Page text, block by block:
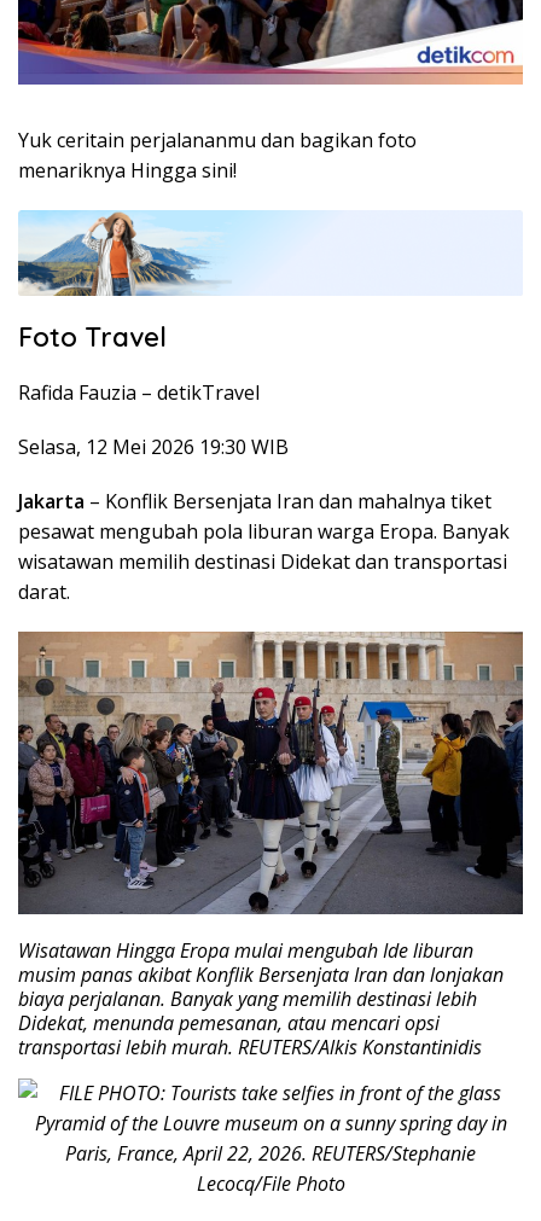
Yuk ceritain perjalananmu dan bagikan foto
menariknya Hingga sini!
Foto Travel
Rafida Fauzia – detikTravel
Selasa, 12 Mei 2026 19:30 WIB
Jakarta – Konflik Bersenjata Iran dan mahalnya tiket
pesawat mengubah pola liburan warga Eropa. Banyak
wisatawan memilih destinasi Didekat dan transportasi
darat.
Wisatawan Hingga Eropa mulai mengubah Ide liburan
musim panas akibat Konflik Bersenjata Iran dan lonjakan
biaya perjalanan. Banyak yang memilih destinasi lebih
Didekat, menunda pemesanan, atau mencari opsi
transportasi lebih murah. REUTERS/Alkis Konstantinidis